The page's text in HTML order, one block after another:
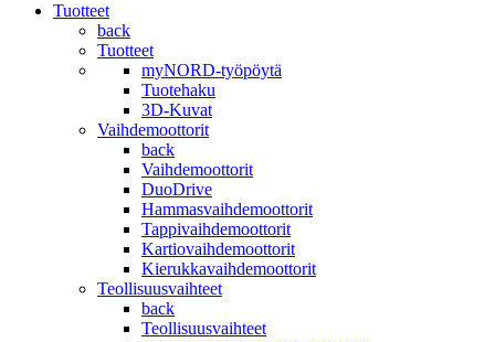
Tuotteet
back
Tuotteet
myNORD-työpöytä
Tuotehaku
3D-Kuvat
Vaihdemoottorit
back
Vaihdemoottorit
DuoDrive
Hammasvaihdemoottorit
Tappivaihdemoottorit
Kartiovaihdemoottorit
Kierukkavaihdemoottorit
Teollisuusvaihteet
back
Teollisuusvaihteet